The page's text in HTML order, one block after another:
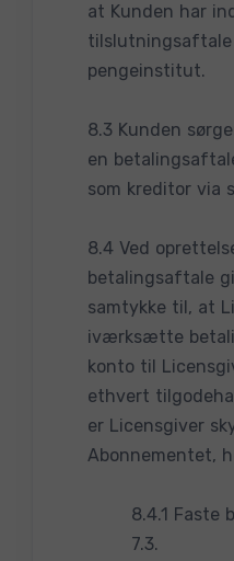
at Kunden har
pengeinstitut.
8.3 Kunden
en
som kreditor via
8.4 Ved
betalingsaftale
samtykke til, at
iværksætte
konto til
ethvert
er Licensgiver
Abonnementet,
8.4.1 Faste
7.3.